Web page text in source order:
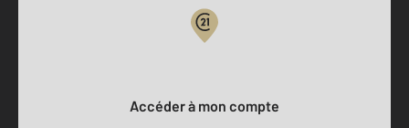
Accéder à mon compte